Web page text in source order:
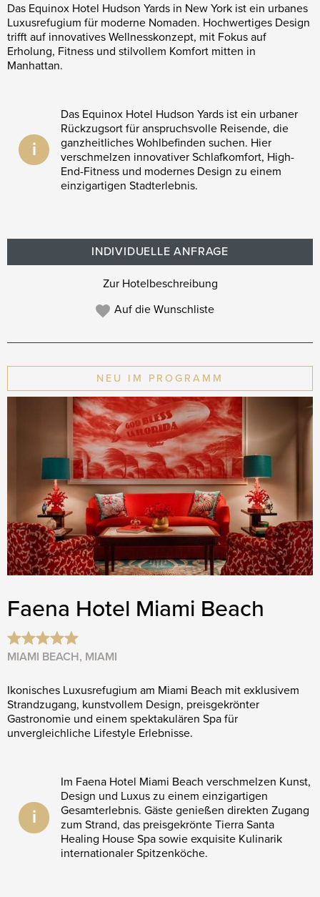
Das Equinox Hotel Hudson Yards in New York ist ein urbanes
Luxusrefugium für moderne Nomaden. Hochwertiges Design
trifft auf innovatives Wellnesskonzept, mit Fokus auf
Erholung, Fitness und stilvollem Komfort mitten in
Manhattan.
i
Das Equinox Hotel Hudson Yards ist ein urbaner
Rückzugsort für anspruchsvolle Reisende, die
ganzheitliches Wohlbefinden suchen. Hier
verschmelzen innovativer Schlafkomfort, High-
End-Fitness und modernes Design zu einem
einzigartigen Stadterlebnis.
INDIVIDUELLE ANFRAGE
Zur Hotelbeschreibung
Auf die Wunschliste
NEU IM PROGRAMM
Faena Hotel Miami Beach
MIAMI BEACH, MIAMI
Ikonisches Luxusrefugium am Miami Beach mit exklusivem
Strandzugang, kunstvollem Design, preisgekrönter
Gastronomie und einem spektakulären Spa für
unvergleichliche Lifestyle Erlebnisse.
i
Im Faena Hotel Miami Beach verschmelzen Kunst,
Design und Luxus zu einem einzigartigen
Gesamterlebnis. Gäste genießen direkten Zugang
zum Strand, das preisgekrönte Tierra Santa
Healing House Spa sowie exquisite Kulinarik
internationaler Spitzenköche.